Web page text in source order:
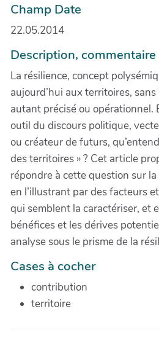
Champ Date
22.05.2014
Description, commentaire
La résilience, concept
aujourd’hui aux territoires,
autant précisé ou opérationnel.
outil du discours politique,
ou créateur de futurs,
des territoires » ? Cet article
répondre à cette question sur
en l’illustrant par des facteurs
qui semblent la caractériser, et
bénéfices et les dérives
analyse sous le prisme de la
Cases à cocher
contribution
territoire